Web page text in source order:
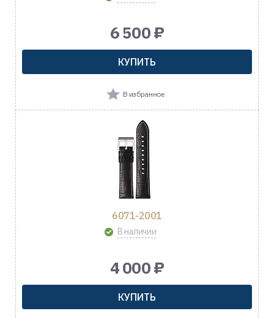
6 500 ₽
КУПИТЬ
В избранное
6071-2001
В наличии
4 000 ₽
КУПИТЬ